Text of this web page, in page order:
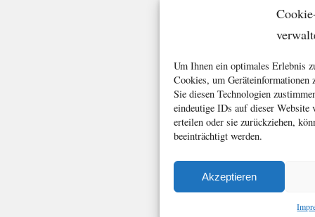
Um Ihnen ein optimales Erlebnis
Cookies, um Geräteinformationen
Sie diesen Technologien
eindeutige IDs auf dieser
erteilen oder sie zurückziehen,
beeinträchtigt werden.
Akzeptieren